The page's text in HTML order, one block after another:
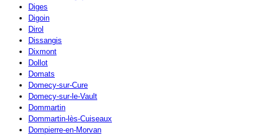
Diges
Digoin
Dirol
Dissangis
Dixmont
Dollot
Domats
Domecy-sur-Cure
Domecy-sur-le-Vault
Dommartin
Dommartin-lès-Cuiseaux
Dompierre-en-Morvan